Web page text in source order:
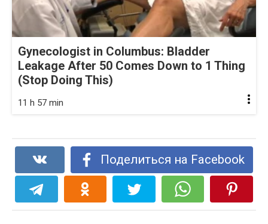
Gynecologist in Columbus: Bladder
Leakage After 50 Comes Down to 1 Thing
(Stop Doing This)
11 h 57 min
Поделиться на Facebook